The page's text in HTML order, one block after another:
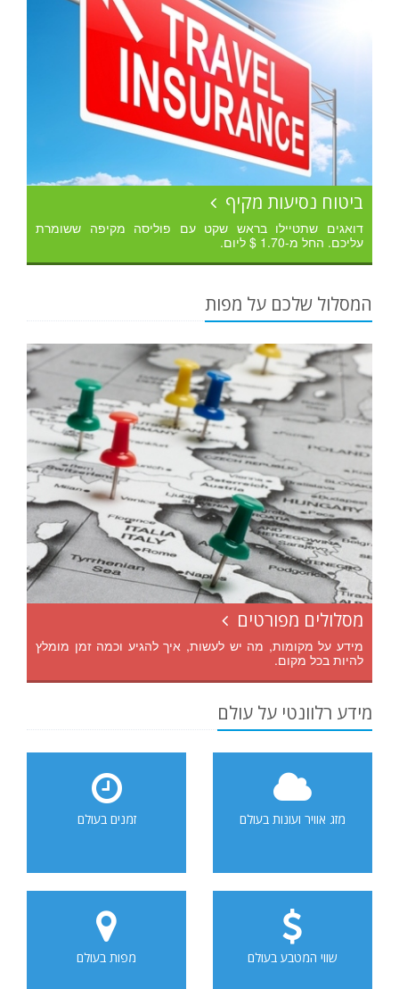
ביטוח נסיעות מקיף
דואגים שתטיילו בראש שקט עם פוליסה מקיפה ששומרת
עליכם. החל מ-1.70 $ ליום.
המסלול שלכם על מפות
מסלולים מפורטים
מידע על מקומות, מה יש לעשות, איך להגיע וכמה זמן מומלץ
להיות בכל מקום.
מידע רלוונטי על עולם
מזג אוויר ועונות בעולם זמנים בעולם
שווי המטבע בעולם מפות בעולם